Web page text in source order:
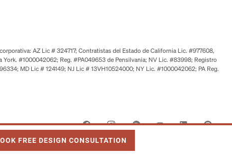
FREE DESIGN CONSULTATION
AZ Lic # 324717; Contratistas del Estado de California Lic. #977608,
#1000042062; Reg. #PA049653 de Pensilvania; NV Lic. #83998; Registro
MD Lic # 124149; NJ Lic # 13VH10524000; NY Lic. #1000042062; PA Reg.